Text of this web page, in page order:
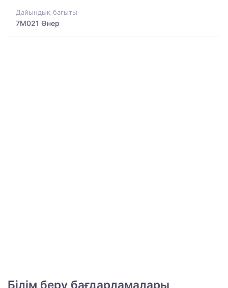
Дайындық бағыты
7M021 Өнер
Білім беру бағдарламалары